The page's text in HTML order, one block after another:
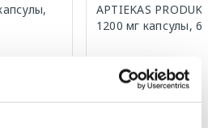
APTIEKAS
1200 мг капсулы,
6.20 € 12.39 €